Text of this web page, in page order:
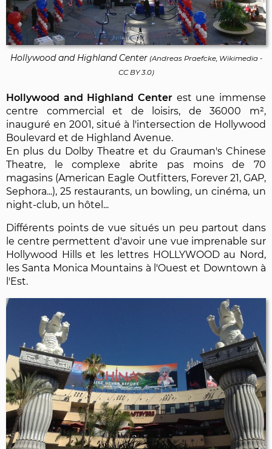
Hollywood and Highland Center(Andreas Praefcke, Wikimedia-
CC BY 3.0)
Hollywood and Highland Center est une immense
centre commercial et de loisirs, de 36000 m²,
inauguré en 2001, situé à l'intersection de Hollywood
Boulevard et de Highland Avenue.
En plus du Dolby Theatre et du Grauman's Chinese
Theatre, le complexe abrite pas moins de 70
magasins (American Eagle Outfitters, Forever 21, GAP,
Sephora...), 25 restaurants, un bowling, un cinéma, un
night-club, un hôtel...
Différents points de vue situés un peu partout dans
le centre permettent d'avoir une vue imprenable sur
Hollywood Hills et les lettres HOLLYWOOD au Nord,
les Santa Monica Mountains à l'Ouest et Downtown à
l'Est.